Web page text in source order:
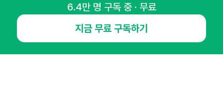
오픈애즈란
6.4만 명 구독 중 · 무료
지금 무료 구독하기